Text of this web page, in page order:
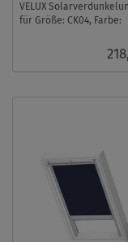
VELUX
für Größe: CK04, Farbe:
homecontrol komp ...